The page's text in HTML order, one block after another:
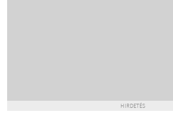
HIRDETÉS